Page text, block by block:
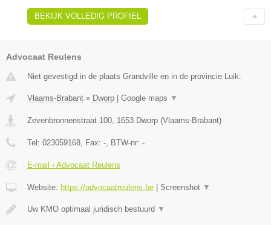
BEKIJK VOLLEDIG PROFIEL
Advocaat Reulens
Niet gevestigd in de plaats Grandville en in de provincie Luik.
Vlaams-Brabant » Dworp Google maps ▼
Zevenbronnenstraat 100 1653 Dworp (Vlaams-Brabant)
Tel: 023059168 , Fax: - , BTW-nr: -
E-mail › Advocaat Reulens
Website: https://advocaatreulens.be Screenshot ▼
Uw KMO optimaal juridisch bestuurd ▼